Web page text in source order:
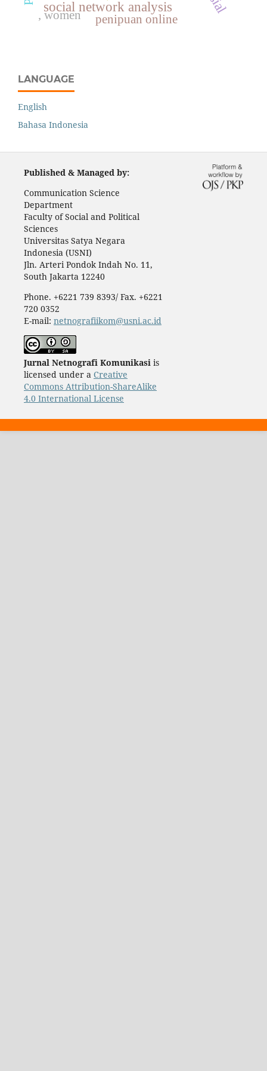
social network analysis
, women penipuan online
LANGUAGE
English
Bahasa Indonesia
Published & Managed by:
Communication Science
Department
Faculty of Social and Political
Sciences
Universitas Satya Negara
Indonesia (USNI)
Jln. Arteri Pondok Indah No. 11,
South Jakarta 12240
Phone. +6221 739 8393/ Fax. +6221
720 0352
E-mail: netnografiikom@usni.ac.id
Jurnal Netnografi Komunikasi is
licensed under a Creative
Commons Attribution-ShareAlike
4.0 International License